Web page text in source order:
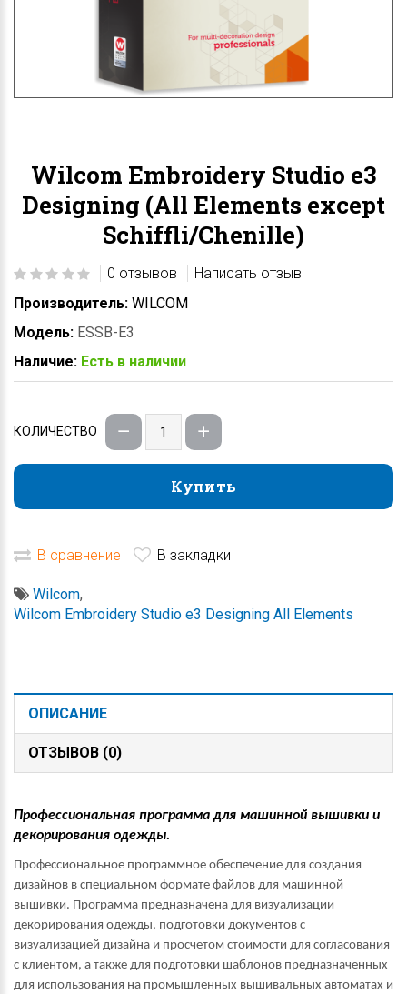
Wilcom Embroidery Studio е3
Designing (All Elements except
Schiffli/Chenille)
0 отзывов
Написать отзыв
Производитель: WILCOM
Модель: ESSB-E3
Наличие: Есть в наличии
КОЛИЧЕСТВО
Купить
Купить
В сравнение В закладки
Wilcom,
Wilcom Embroidery Studio е3 Designing All Elements
ОПИСАНИЕ
ОТЗЫВОВ (0)
Профессиональная программа для машинной вышивки и
декорирования одежды.
Профессиональное программное обеспечение для создания
дизайнов в специальном формате файлов для машинной
вышивки. Программа предназначена для визуализации
декорирования одежды, подготовки документов с
визуализацией дизайна и просчетом стоимости для согласования
с клиентом, а также для подготовки шаблонов предназначенных
для использования на промышленных вышивальных автоматах и